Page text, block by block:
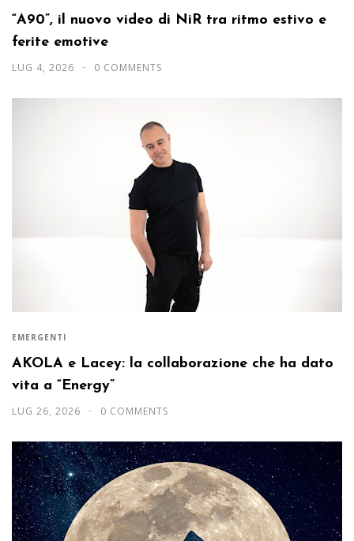
“A90”, il nuovo video di NiR tra ritmo estivo e
ferite emotive
LUG 4, 2026 0 COMMENTS
EMERGENTI
AKOLA e Lacey: la collaborazione che ha dato
vita a “Energy”
LUG 26, 2026 0 COMMENTS